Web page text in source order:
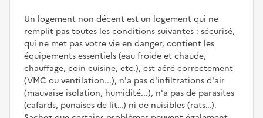
Un logement non décent est un logement qui ne
remplit pas toutes les conditions suivantes : sécurisé,
qui ne met pas votre vie en danger, contient les
équipements essentiels (eau froide et chaude,
chauffage, coin cuisine, etc.), est aéré correctement
(VMC ou ventilation...), n'a pas d'infiltrations d'air
(mauvaise isolation, humidité...), n'a pas de parasites
(cafards, punaises de lit…) ni de nuisibles (rats…).